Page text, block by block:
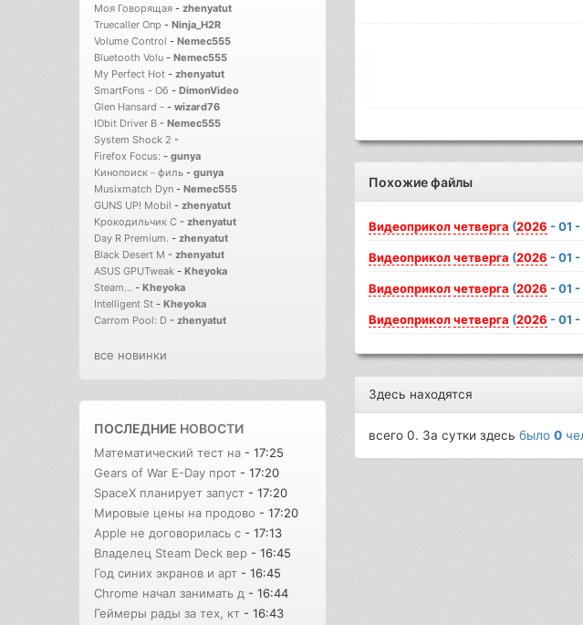
Моя Говорящая - zhenyatut
Truecaller Опр - Ninja_H2R
Volume Control - Nemec555
Bluetooth Volu - Nemec555
My Perfect Hot - zhenyatut
SmartFons - Об - DimonVideo
Glen Hansard - - wizard76
IObit Driver B - Nemec555
System Shock 2 -
Firefox Focus: - gunya
Кинопоиск－филь - gunya
Musixmatch Dyn - Nemec555
GUNS UP! Mobil - zhenyatut
Крокодильчик С - zhenyatut
Day R Premium. - zhenyatut
Black Desert M - zhenyatut
ASUS GPUTweak - Kheyoka
Steam... - Kheyoka
Intelligent St - Kheyoka
Carrom Pool: D - zhenyatut
все новинки
ПОСЛЕДНИЕ НОВОСТИ
Математический тест на - 17:25
Gears of War E-Day прот - 17:20
SpaceX планирует запуст - 17:20
Мировые цены на продово - 17:20
Apple не договорилась с - 17:13
Владелец Steam Deck вер - 16:45
Год синих экранов и арт - 16:45
Chrome начал занимать д - 16:44
Геймеры рады за тех, кт - 16:43
Похожие файлы
Видеоприколчетверга (2026 - 01
Видеоприколчетверга (2026 - 01
Видеоприколчетверга (2026 - 01
Видеоприколчетверга (2026 - 01
Здесь находятся
всего 0. За сутки здесьбыло0